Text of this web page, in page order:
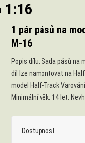
1:16
1 pár pásů na
M-16
Popis dílu: Sada pásů na
díl lze namontovat na
model Half-Track
Minimální věk: 14 let.
Dostupnost